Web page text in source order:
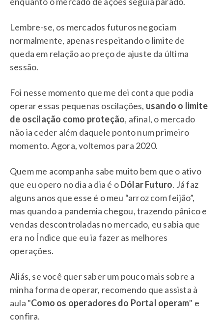
Lembre-se, os mercados futuros negociam
normalmente, apenas respeitando o limite de
queda em relação ao preço de ajuste da última
sessão.
Foi nesse momento que me dei conta que podia
operar essas pequenas oscilações, usando o limite
de oscilação como proteção, afinal, o mercado
não ia ceder além daquele ponto num primeiro
momento. Agora, voltemos para 2020.
Quem me acompanha sabe muito bem que o ativo
que eu opero no dia a dia é oDólar Futuro. Já faz
alguns anos que esse é o meu “arroz com feijão”,
mas quando a pandemia chegou, trazendo pânico e
vendas descontroladas no mercado, eu sabia que
era no Índice que eu ia fazer as melhores
operações.
Aliás, se você quer saber um pouco mais sobre a
minha forma de operar, recomendo que assista à
aula "Como os operadores do Portal operam" e
confira.